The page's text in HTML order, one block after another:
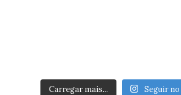
Carregar mais... Seguir